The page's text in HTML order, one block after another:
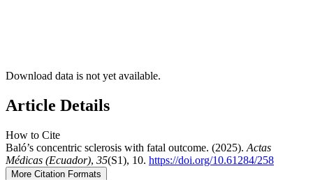
Download data is not yet available.
Article Details
How to Cite
Baló’s concentric sclerosis with fatal outcome. (2025). Actas
Médicas (Ecuador), 35(S1), 10. https://doi.org/10.61284/258
More Citation Formats